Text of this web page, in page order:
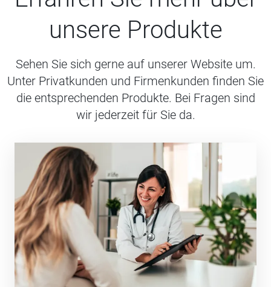
unsere Produkte
Sehen Sie sich gerne auf unserer Website um.
Unter Privatkunden und Firmenkunden finden Sie
die entsprechenden Produkte. Bei Fragen sind
wir jederzeit für Sie da.